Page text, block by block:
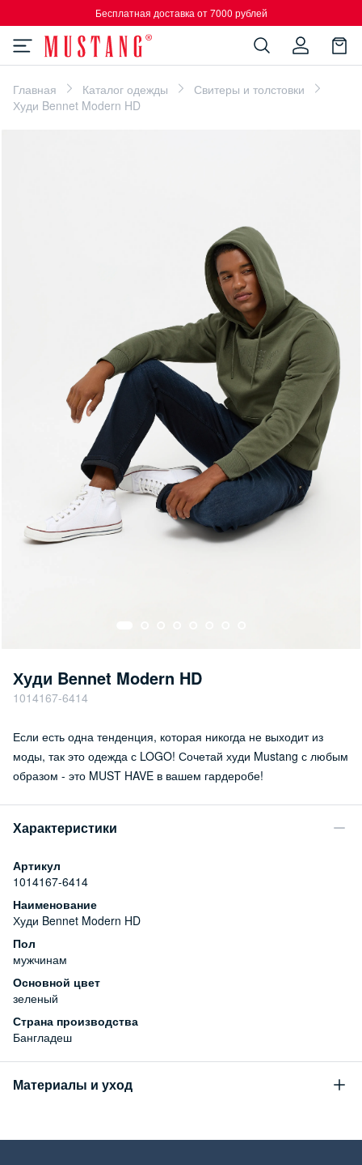
Бесплатная доставка от 7000 рублей
Главная Каталог одежды
Свитеры и толстовки
Худи Bennet Modern HD
Худи Bennet Modern HD
1014167-6414
Если есть одна тенденция, которая никогда не выходит из
моды, так это одежда с LOGO! Сочетай худи Mustang с любым
образом - это MUST HAVE в вашем гардеробе!
Характеристики
Артикул
1014167-6414
Наименование
Худи Bennet Modern HD
Пол
мужчинам
Основной цвет
зеленый
Страна производства
Бангладеш
Материалы и уход
100% хлопок